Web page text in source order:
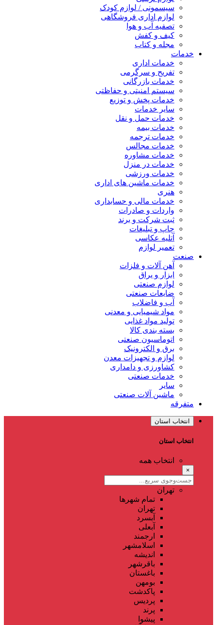
سیسمونی / لوازم کودک
لوازم اداری فروشگاهی
تصفیه آب و هوا
کیف و کفش
مجله و کتاب
خدمات
خدمات اداری
تفریح و سرگرمی
خدمات بازرگانی
سیستم امنیتی و حفاظتی
خدمات پخش و توزیع
سایر خدمات
خدمات حمل و نقل
خدمات بیمه
خدمات ترجمه
خدمات مجالس
خدمات مشاوره
خدمات در منزل
خدمات ورزشی
خدمات ماشین های اداری
هنری
خدمات مالی و حسابداری
واردات و صادرات
ثبت شرکت و برند
چاپ و تبلیغات
آتلیه عکاسی
تعمیر لوازم
صنعت
آهن آلات و فلزات
ابزار و یراق
لوازم صنعتی
ضایعات صنعتی
آب و فاضلاب
مواد شیمیایی و معدنی
تولید مواد غذایی
بسته بندی کالا
اتوماسیون صنعتی
برق و الکترونیک
لوازم و تجهیزات معدن
کشاورزی و دامداری
خدمات صنعتی
سایر
ماشین آلات صنعتی
متفرقه
انتخاب استان
انتخاب استان
انتخاب همه
×
تهران
تمام شهر‌ها
تهران
آبسرد
آبعلی
ارجمند
اسلامشهر
اندیشه
باقرشهر
باغستان
بومهن
پاکدشت
پردیس
پرند
پیشوا